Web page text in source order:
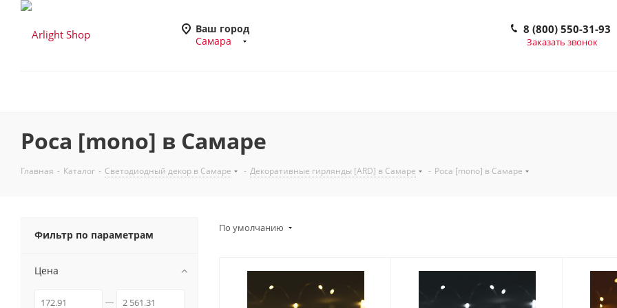
Ваш город
Самара
8 (800) 550-31-93
Заказать звонок
Роса [mono] в Самаре
Главная - Каталог - Светодиодный декор в Самаре - Декоративные гирлянды [ARD] в Самаре - Роса [mono] в Самаре
По умолчанию
Фильтр по параметрам
Цена